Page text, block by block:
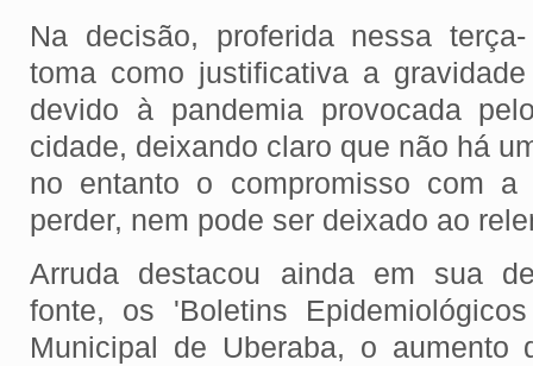
Na decisão, proferida nessa
toma como justificativa a
devido à pandemia provocada
cidade, deixando claro que não há
no entanto o compromisso com
perder, nem pode ser deixado ao
Arruda destacou ainda em sua
fonte, os 'Boletins
Municipal de Uberaba, o aumento